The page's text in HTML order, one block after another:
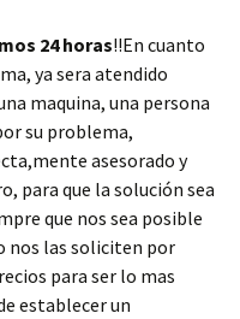
24 horas!!En cuanto
ya sera atendido
maquina, una persona
su problema,
asesorado y
para que la solución sea
que nos sea posible
nos las soliciten por
para ser lo mas
establecer un